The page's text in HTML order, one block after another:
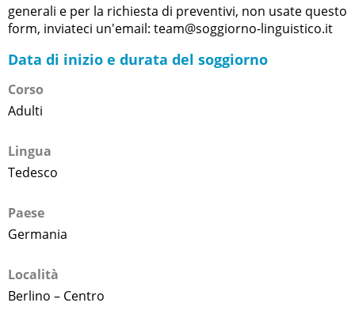
generali e per la richiesta di preventivi, non usate questo
form, inviateci un'email: team@soggiorno-linguistico.it
Data di inizio e durata del soggiorno
Corso
Adulti
Lingua
Tedesco
Paese
Germania
Località
Berlino – Centro